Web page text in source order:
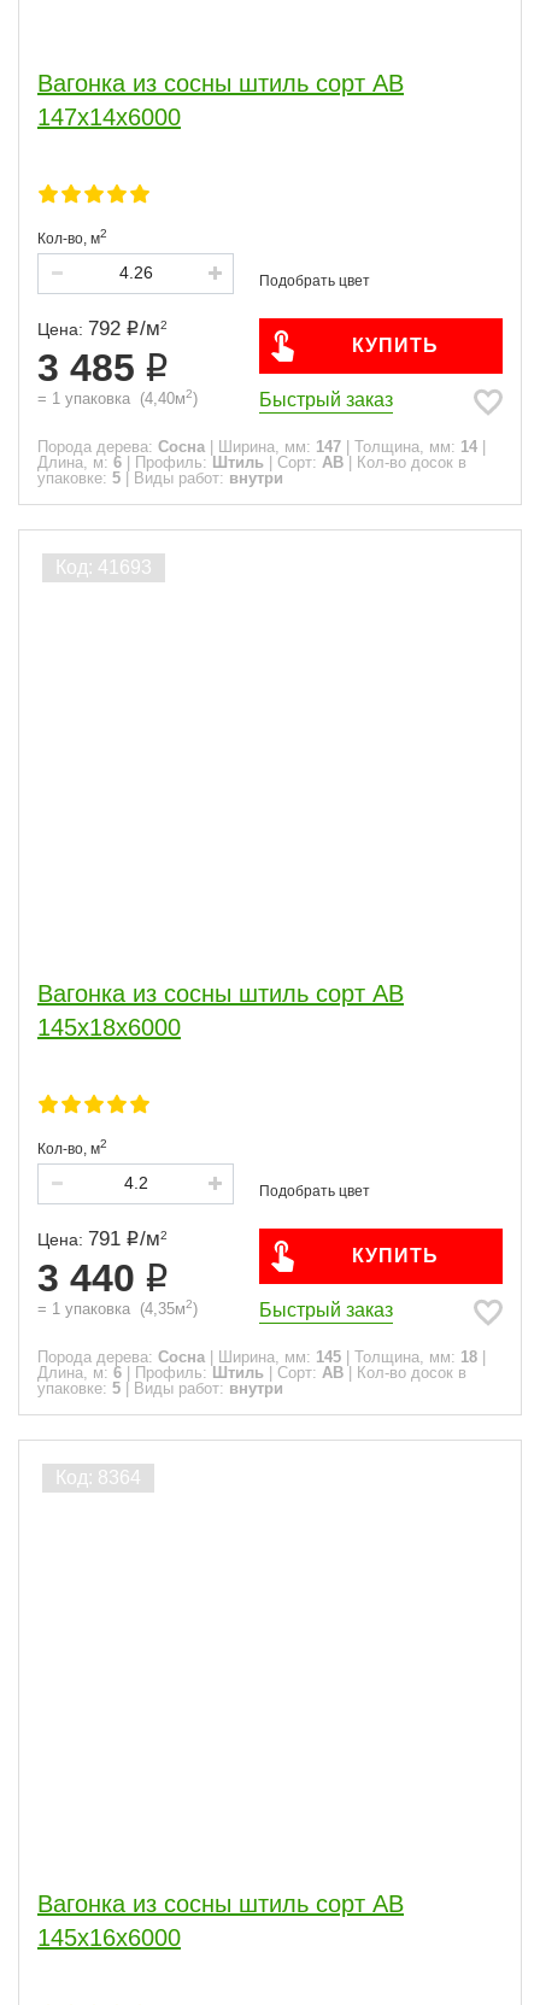
Вагонка из сосны штиль сорт АВ
147x14x6000
Кол-во, м2
Цена: 792 /м2
3 485
= 1 упаковка (4,40м2)
КУПИТЬ
Быстрый заказ
Порода дерева: Сосна Ширина, мм: 147 Толщина, мм: 14
Длина, м: 6 Профиль: Штиль Сорт: АВ
Кол-во досок в
упаковке: 5 Виды работ: внутри
Вагонка из сосны штиль сорт АВ
145x18x6000
Кол-во, м2
Цена: 791 /м2
3 440
= 1 упаковка (4,35м2)
КУПИТЬ
Быстрый заказ
Порода дерева: Сосна Ширина, мм: 145 Толщина, мм: 18
Длина, м: 6 Профиль: Штиль Сорт: АВ
Кол-во досок в
упаковке: 5 Виды работ: внутри
Вагонка из сосны штиль сорт АВ
145x16x6000